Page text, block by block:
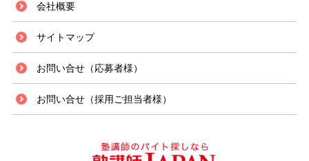
会社概要
サイトマップ
お問い合せ（応募者様）
お問い合せ（採用ご担当者様）